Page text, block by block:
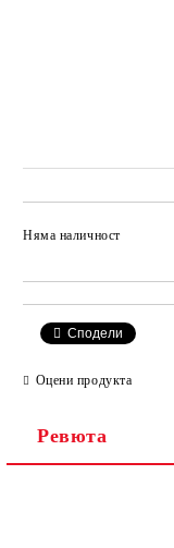
Няма наличност
Сподели
Оцени продукта
Ревюта